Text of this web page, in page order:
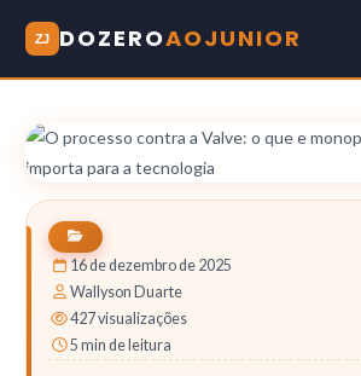
ZJ DOZEROAOJUNIOR
16 de dezembro de 2025
Wallyson Duarte
427 visualizações
5 min de leitura